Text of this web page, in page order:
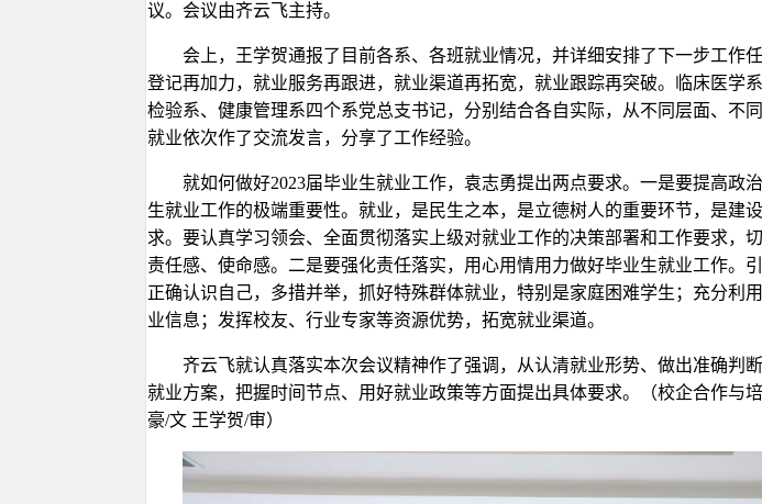
议。会议由齐云飞主持。
会上，王学贺通报了目前各系、各班就业情况，并详细安排了下一步工作
登记再加力，就业服务再跟进，就业渠道再拓宽，就业跟踪再突破。临床医学
检验系、健康管理系四个系党总支书记，分别结合各自实际，从不同层面、不
就业依次作了交流发言，分享了工作经验。
就如何做好2023届毕业生就业工作，袁志勇提出两点要求。一是要提高政
生就业工作的极端重要性。就业，是民生之本，是立德树人的重要环节，是建
求。要认真学习领会、全面贯彻落实上级对就业工作的决策部署和工作要求，
责任感、使命感。二是要强化责任落实，用心用情用力做好毕业生就业工作。
正确认识自己，多措并举，抓好特殊群体就业，特别是家庭困难学生；充分利
业信息；发挥校友、行业专家等资源优势，拓宽就业渠道。
齐云飞就认真落实本次会议精神作了强调，从认清就业形势、做出准确判
就业方案，把握时间节点、用好就业政策等方面提出具体要求。（校企合作与
豪/文 王学贺/审）